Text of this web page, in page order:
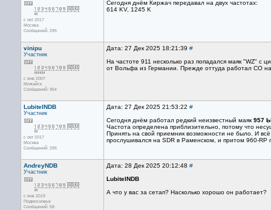
с окт 2017
Москва
Сообщений: 295
Сегодня днём Киржач передавал на двух частотах:
614 KV, 1245 K
vinipu
Участник
с янв 2007
Можайск
Сообщений: 954
Дата: 27 Дек 2025 18:21:39 #
На частоте 911 несколько раз попадался маяк "WZ" с
от Вольфа из Германии. Прежде оттуда работал СО
LubitelNDB
Участник
с окт 2017
Москва
Сообщений: 295
Дата: 27 Дек 2025 21:53:22 #
Сегодня днём работал редкий неизвестный маяк 957
Частота определена приблизительно, потому что
Принять на свой приемник возможности не было. И
прослушивался на SDR в Раменском, и притом 960-RP
AndreyNDB
Участник
с янв 2019
Подмосковье
Сообщений: 58
Дата: 28 Дек 2025 20:12:48 #
LubitelNDB
А что у вас за сетап? Насколько хорошо он работает?